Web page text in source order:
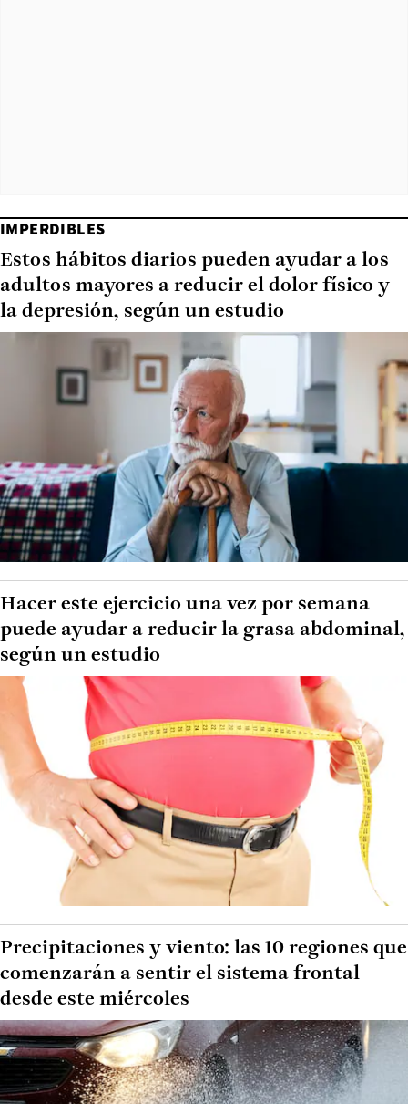
IMPERDIBLES
Estos hábitos diarios pueden ayudar a los
adultos mayores a reducir el dolor físico y
la depresión, según un estudio
Hacer este ejercicio una vez por semana
puede ayudar a reducir la grasa abdominal,
según un estudio
Precipitaciones y viento: las 10 regiones que
comenzarán a sentir el sistema frontal
desde este miércoles